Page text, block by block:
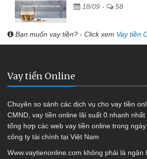
18/09 - 58
Bạn muốn vay tiền? - Click xem Vay tiền
Vay tiền Online
Chuyên so sánh các dịch vụ cho vay tiền
CMND, vay tiền online lãi suất 0 nhanh
tổng hợp các web vay tiền online trong
công ty tài chính tại Việt Nam
Www.vaytienonline.com không phải là ngân